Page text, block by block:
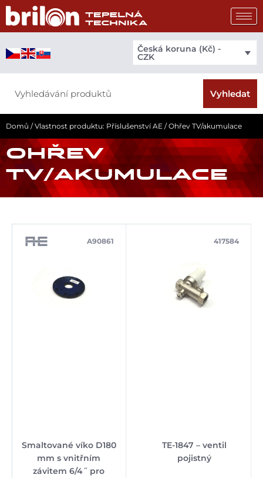
Přeskočit
obsah
Česká koruna (Kč) -
CZK
Vyhledat
Domů / Vlastnost produktu: Příslušenství AE / Ohřev TV/akumulace
OHŘEV
TV/AKUMULACE
Smaltované víko D180
mm s vnitřním
závitem 6/4˝ pro
A90861
TE-1847 – ventil
pojistný
417584